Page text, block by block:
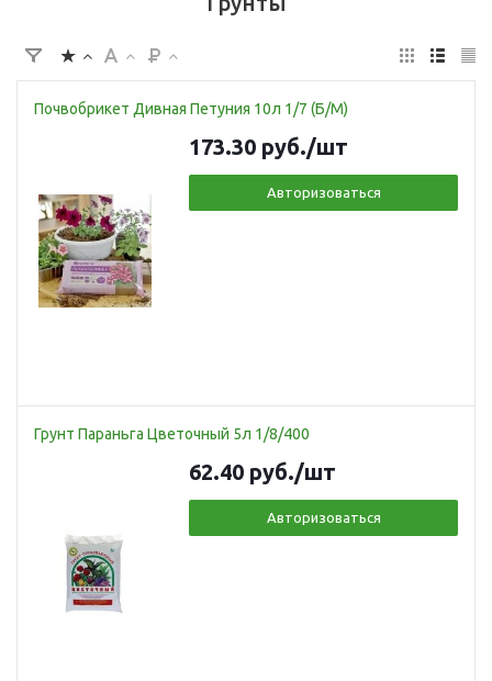
Почвобрикет Дивная Петуния 10л 1/7 (Б/М)
173.30 руб./шт
Авторизоваться
Грунт Параньга Цветочный 5л 1/8/400
62.40 руб./шт
Авторизоваться